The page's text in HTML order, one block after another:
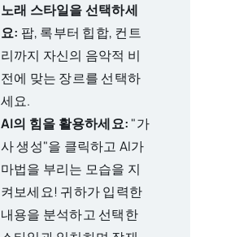
노래 스타일을 선택하세
요: 팝, 록부터 힙합, 컨트
리까지 자신의 음악적 비
전에 맞는 장르를 선택하
세요.
AI의 힘을 활용하세요: "가
사 생성"을 클릭하고 AI가
마법을 부리는 모습을 지
켜보세요! 귀하가 입력한
내용을 분석하고 선택한